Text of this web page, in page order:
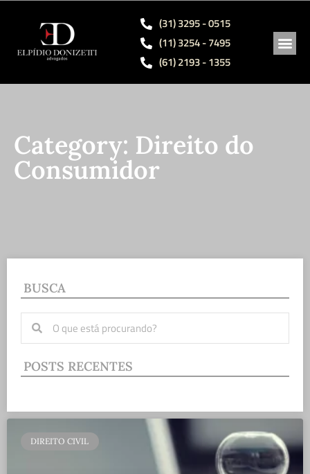
(31) 3295 - 0515
(11) 3254 - 7495
(61) 2193 - 1355
Category: Direito do
Consumidor
DIREITO CIVIL
BUSCA
POSTS RECENTES